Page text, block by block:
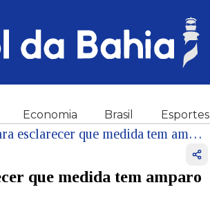
Economia Brasil Esportes
Encontro com Lira sobre desoneração foi para esclarecer que medida tem amparo legal, diz Haddad
que medida tem amparo